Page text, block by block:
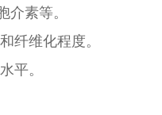
素等。
纤维化程度。
平。